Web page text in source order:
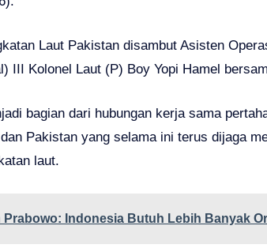
Laut Pakistan disambut Asisten
III Kolonel Laut (P) Boy Yopi Hamel
bagian dari hubungan kerja sama
Pakistan yang selama ini terus dijaga
laut.
Prabowo: Indonesia Butuh Lebih Banyak